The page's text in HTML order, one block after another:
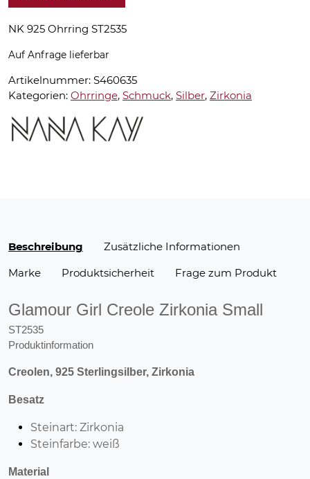
NK 925 Ohrring ST2535
Auf Anfrage lieferbar
Artikelnummer: S460635
Kategorien: Ohrringe, Schmuck, Silber, Zirkonia
Beschreibung
Zusätzliche Informationen
Marke
Produktsicherheit Frage zum Produkt
Glamour Girl Creole Zirkonia Small
ST2535
Produktinformation
Creolen, 925 Sterlingsilber, Zirkonia
Besatz
Steinart: Zirkonia
Steinfarbe: weiß
Material